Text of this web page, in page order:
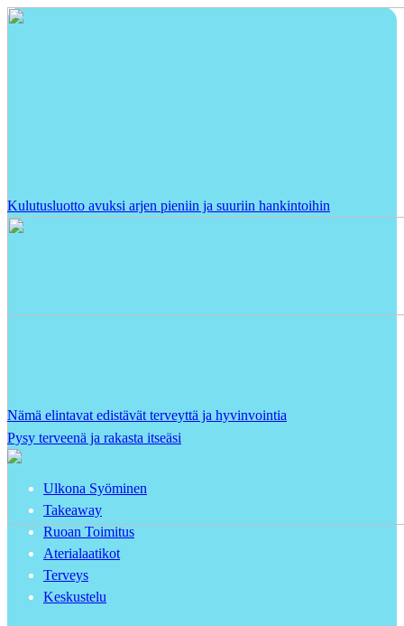
Kulutusluotto avuksi arjen pieniin ja suuriin hankintoihin
Nämä elintavat edistävät terveyttä ja hyvinvointia
Pysy terveenä ja rakasta itseäsi
Ulkona Syöminen
Takeaway
Ruoan Toimitus
Aterialaatikot
Terveys
Keskustelu